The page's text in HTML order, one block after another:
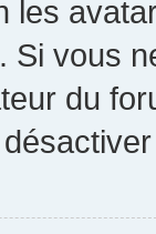
les
Si vous
du